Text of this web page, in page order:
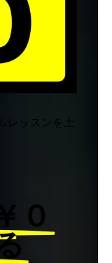
ッスンを土
０